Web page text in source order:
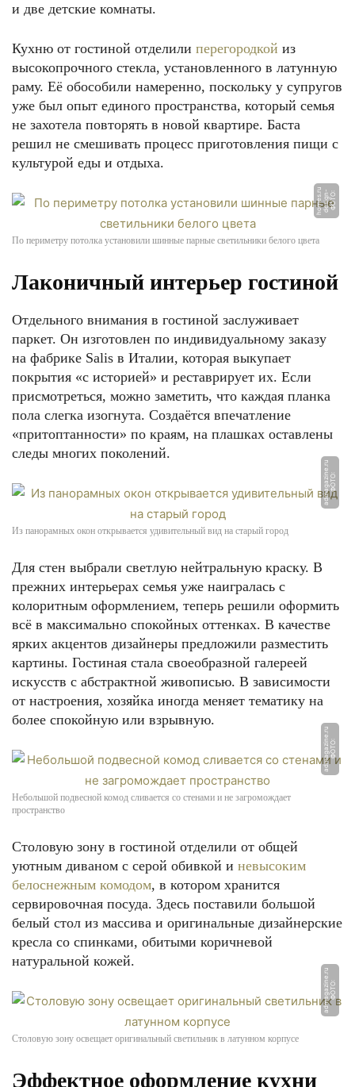
и две детские комнаты.
Кухню от гостиной отделили перегородкой из
высокопрочного стекла, установленного в латунную
раму. Её обособили намеренно, поскольку у супругов
уже был опыт единого пространства, который семья
не захотела повторять в новой квартире. Баста
решил не смешивать процесс приготовления пищи с
культурой еды и отдыха.
Ф
О
Т
О:
d
e
si
g
n
-h
o
m
e
s.
r
u
По периметру потолка установили шинные парные светильники белого цвета
Лаконичный интерьер гостиной
Отдельного внимания в гостиной заслуживает
паркет. Он изготовлен по индивидуальному заказу
на фабрике Salis в Италии, которая выкупает
покрытия «с историей» и реставрирует их. Если
присмотреться, можно заметить, что каждая планка
пола слегка изогнута. Создаётся впечатление
«притоптанности» по краям, на плашках оставлены
следы многих поколений.
Ф
О
Т
О:
a
d
m
a
g
a
zi
n
e.
r
u
Из панорамных окон открывается удивительный вид на старый город
Для стен выбрали светлую нейтральную краску. В
прежних интерьерах семья уже наигралась с
колоритным оформлением, теперь решили оформить
всё в максимально спокойных оттенках. В качестве
ярких акцентов дизайнеры предложили разместить
картины. Гостиная стала своеобразной галереей
искусств с абстрактной живописью. В зависимости
от настроения, хозяйка иногда меняет тематику на
более спокойную или взрывную.
Ф
О
Т
О:
a
d
m
a
g
a
zi
n
e.
r
u
Небольшой подвесной комод сливается со стенами и не загромождает
пространство
Столовую зону в гостиной отделили от общей
уютным диваном с серой обивкой и невысоким
белоснежным комодом, в котором хранится
сервировочная посуда. Здесь поставили большой
белый стол из массива и оригинальные дизайнерские
кресла со спинками, обитыми коричневой
натуральной кожей.
Ф
О
Т
О:
a
d
m
a
g
a
zi
n
e.
r
u
Столовую зону освещает оригинальный светильник в латунном корпусе
Эффектное оформление кухни